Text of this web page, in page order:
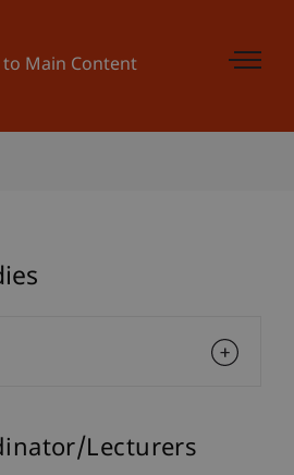
to Main Content
Lecturers